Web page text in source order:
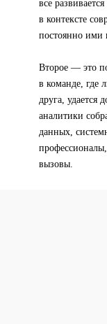
все
в контексте
постоянно ими
Второе — это
в команде, где
друга, удается
аналитики
данных,
вызовы.